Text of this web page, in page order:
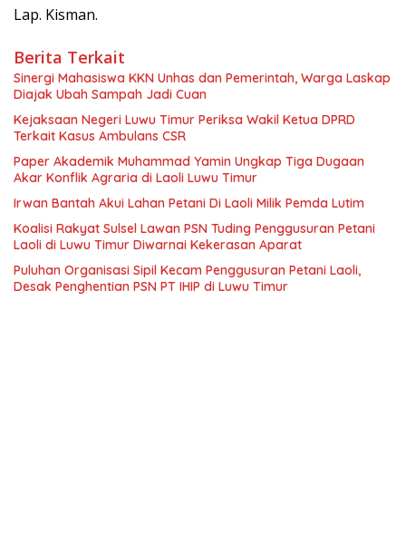
Lap. Kisman.
Berita Terkait
Sinergi Mahasiswa KKN Unhas dan Pemerintah, Warga Laskap
Diajak Ubah Sampah Jadi Cuan
Kejaksaan Negeri Luwu Timur Periksa Wakil Ketua DPRD
Terkait Kasus Ambulans CSR
Paper Akademik Muhammad Yamin Ungkap Tiga Dugaan
Akar Konflik Agraria di Laoli Luwu Timur
Irwan Bantah Akui Lahan Petani Di Laoli Milik Pemda Lutim
Koalisi Rakyat Sulsel Lawan PSN Tuding Penggusuran Petani
Laoli di Luwu Timur Diwarnai Kekerasan Aparat
Puluhan Organisasi Sipil Kecam Penggusuran Petani Laoli,
Desak Penghentian PSN PT IHIP di Luwu Timur